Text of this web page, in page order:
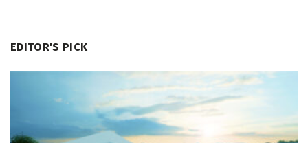
EDITOR'S PICK